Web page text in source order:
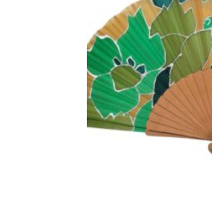
ABANICOS DE
VERDES
PERAL